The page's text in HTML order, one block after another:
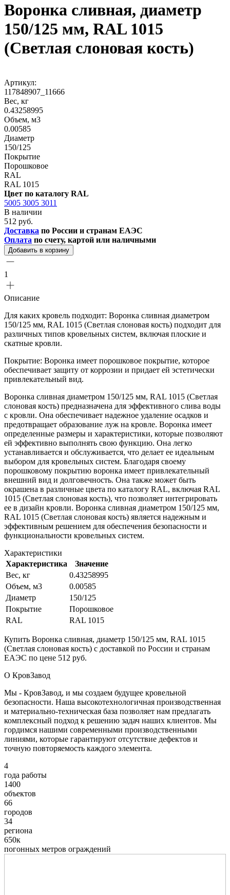
Воронка сливная, диаметр
150/125 мм, RAL 1015
(Светлая слоновая кость)
Артикул:
117848907_11666
Вес, кг
0.43258995
Объем, м3
0.00585
Диаметр
150/125
Покрытие
Порошковое
RAL
RAL 1015
Цвет по каталогу RAL
5005 3005 3011
В наличии
512 руб.
Доставка по России и странам ЕАЭС
Оплата по счету, картой или наличными
Добавить в корзину
1
Описание
Для каких кровель подходит: Воронка сливная диаметром
150/125 мм, RAL 1015 (Светлая слоновая кость) подходит для
различных типов кровельных систем, включая плоские и
скатные кровли.
Покрытие: Воронка имеет порошковое покрытие, которое
обеспечивает защиту от коррозии и придает ей эстетически
привлекательный вид.
Воронка сливная диаметром 150/125 мм, RAL 1015 (Светлая
слоновая кость) предназначена для эффективного слива воды
с кровли. Она обеспечивает надежное удаление осадков и
предотвращает образование луж на кровле. Воронка имеет
определенные размеры и характеристики, которые позволяют
ей эффективно выполнять свою функцию. Она легко
устанавливается и обслуживается, что делает ее идеальным
выбором для кровельных систем. Благодаря своему
порошковому покрытию воронка имеет привлекательный
внешний вид и долговечность. Она также может быть
окрашена в различные цвета по каталогу RAL, включая RAL
1015 (Светлая слоновая кость), что позволяет интегрировать
ее в дизайн кровли. Воронка сливная диаметром 150/125 мм,
RAL 1015 (Светлая слоновая кость) является надежным и
эффективным решением для обеспечения безопасности и
функциональности кровельных систем.
Характеристики
Характеристика
Значение
Вес, кг
0.43258995
Объем, м3
0.00585
Диаметр
150/125
Покрытие
Порошковое
RAL
RAL 1015
Купить Воронка сливная, диаметр 150/125 мм, RAL 1015
(Светлая слоновая кость) с доставкой по России и странам
ЕАЭС по цене 512 руб.
О КровЗавод
Мы - КровЗавод, и мы создаем будущее кровельной
безопасности. Наша высокотехнологичная производственная
и материально-техническая база позволяет нам предлагать
комплексный подход к решению задач наших клиентов. Мы
гордимся нашими современными производственными
линиями, которые гарантируют отсутствие дефектов и
точную повторяемость каждого элемента.
4
года работы
1400
объектов
66
городов
34
региона
650к
погонных метров ограждений